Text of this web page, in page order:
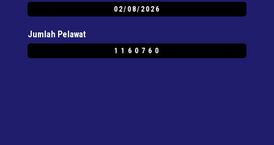
02/08/2026
Jumlah Pelawat
1160760